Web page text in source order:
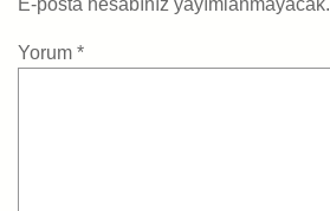
E-posta hesabınız yayımlanmayacak.
Yorum *